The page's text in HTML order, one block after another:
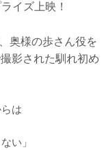
イズ上映！
奥様の歩さん役を
影された馴れ初め
は
い」